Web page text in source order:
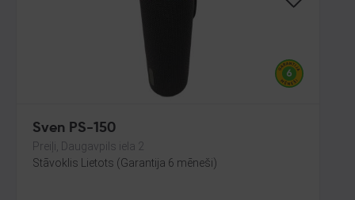
Sven PS-150
Preiļi, Daugavpils iela 2
Stāvoklis Lietots (Garantija 6 mēneši)